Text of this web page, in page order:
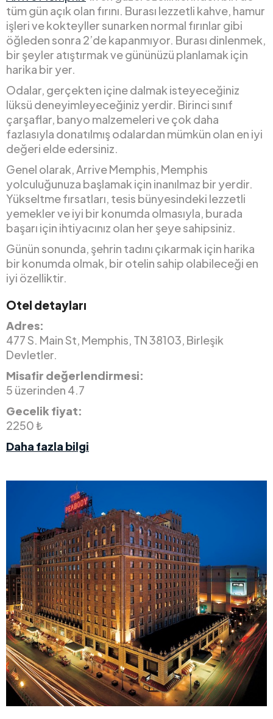
tüm gün açık olan fırını. Burası lezzetli kahve, hamur
işleri ve kokteyller sunarken normal fırınlar gibi
öğleden sonra 2’de kapanmıyor. Burası dinlenmek,
bir şeyler atıştırmak ve gününüzü planlamak için
harika bir yer.
Odalar, gerçekten içine dalmak isteyeceğiniz
lüksü deneyimleyeceğiniz yerdir. Birinci sınıf
çarşaflar, banyo malzemeleri ve çok daha
fazlasıyla donatılmış odalardan mümkün olan en iyi
değeri elde edersiniz.
Genel olarak, Arrive Memphis, Memphis
yolculuğunuza başlamak için inanılmaz bir yerdir.
Yükseltme fırsatları, tesis bünyesindeki lezzetli
yemekler ve iyi bir konumda olmasıyla, burada
başarı için ihtiyacınız olan her şeye sahipsiniz.
Günün sonunda, şehrin tadını çıkarmak için harika
bir konumda olmak, bir otelin sahip olabileceği en
iyi özelliktir.
Otel detayları
Adres:
477 S. Main St, Memphis, TN 38103, Birleşik
Devletler.
Misafir değerlendirmesi:
5 üzerinden 4.7
Gecelik fiyat:
2250 ₺
Daha fazla bilgi